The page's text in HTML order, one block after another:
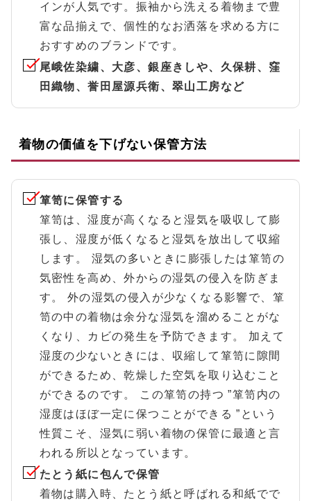
インが人気です。振袖から洗える着物まで豊
富な品揃えで、個性的なお洒落を求める方に
おすすめのブランドです。
尾峨佐染繍、大彦、銀座きしや、久保耕、窪
田織物、誉田屋源兵衛、翠山工房など
着物の価値を下げない保管方法
箪笥に保管する
箪笥は、湿度が高くなると湿気を吸収して膨
張し、湿度が低くなると湿気を放出して収縮
します。 湿気の多いときに膨張したは箪笥の
気密性を高め、外からの湿気の侵入を防ぎま
す。 外の湿気の侵入が少なくなる影響で、箪
笥の中の着物は余分な湿気を溜めることがな
くなり、カビの発生を予防できます。 加えて
湿度の少ないときには、収縮して箪笥に隙間
ができるため、乾燥した空気を取り込むこと
ができるのです。 この箪笥の持つ ”箪笥内の
湿度はほぼ一定に保つことができる ”という
性質こそ、湿気に弱い着物の保管に最適と言
われる所以となっています。
たとう紙に包んで保管
着物は購入時、たとう紙と呼ばれる和紙でで